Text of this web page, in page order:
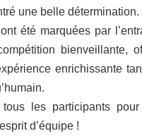
une belle détermination.
été marquées par
bienveillante,
enrichissante
les participants
d’équipe !